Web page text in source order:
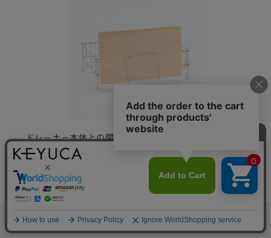
ドレーナー本体との間でまな板がしっかり収まりま
す。31mm以下の厚みのまな板にご利用いただけま
Fadalo ディッシュスタンド